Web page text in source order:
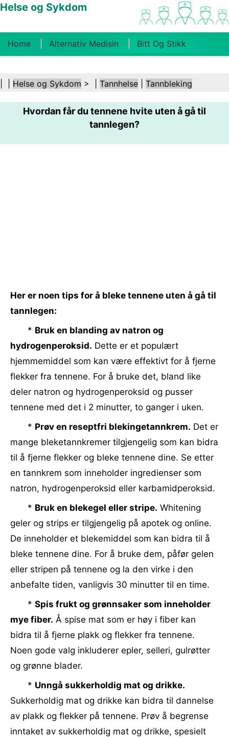
Helse og Sykdom
Home Alternativ Medisin Bitt Og Stikk
Kosthold Og Ernæring Familiehelse
Helsebransjen Psykisk Helse Folkehelse Og
Helse og Sykdom > | Tannhelse Tannbleking
Hvordan får du tennene hvite uten å gå til
tannlegen?
Her er noen tips for å bleke tennene uten å gå til
tannlegen:
* Bruk en blanding av natron og
hydrogenperoksid. Dette er et populært
hjemmemiddel som kan være effektivt for å fjerne
flekker fra tennene. For å bruke det, bland like
deler natron og hydrogenperoksid og pusser
tennene med det i 2 minutter, to ganger i uken.
* Prøv en reseptfri blekingetannkrem. Det er
mange bleketannkremer tilgjengelig som kan bidra
til å fjerne flekker og bleke tennene dine. Se etter
en tannkrem som inneholder ingredienser som
natron, hydrogenperoksid eller karbamidperoksid.
* Bruk en blekegel eller stripe. Whitening
geler og strips er tilgjengelig på apotek og online.
De inneholder et blekemiddel som kan bidra til å
bleke tennene dine. For å bruke dem, påfør gelen
eller stripen på tennene og la den virke i den
anbefalte tiden, vanligvis 30 minutter til en time.
* Spis frukt og grønnsaker som inneholder
mye fiber. Å spise mat som er høy i fiber kan
bidra til å fjerne plakk og flekker fra tennene.
Noen gode valg inkluderer epler, selleri, gulrøtter
og grønne blader.
* Unngå sukkerholdig mat og drikke.
Sukkerholdig mat og drikke kan bidra til dannelse
av plakk og flekker på tennene. Prøv å begrense
inntaket av sukkerholdig mat og drikke, spesielt